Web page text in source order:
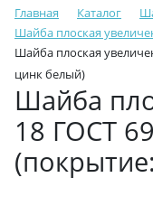
Главная Каталог
Шайба плоская
Шайба плоская
цинк белый)
Шайба
18 ГОСТ